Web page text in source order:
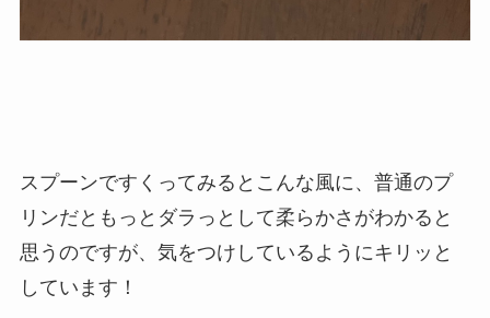
スプーンですくってみるとこんな風に、普通のプ
リンだともっとダラっとして柔らかさがわかると
思うのですが、気をつけしているようにキリッと
しています！